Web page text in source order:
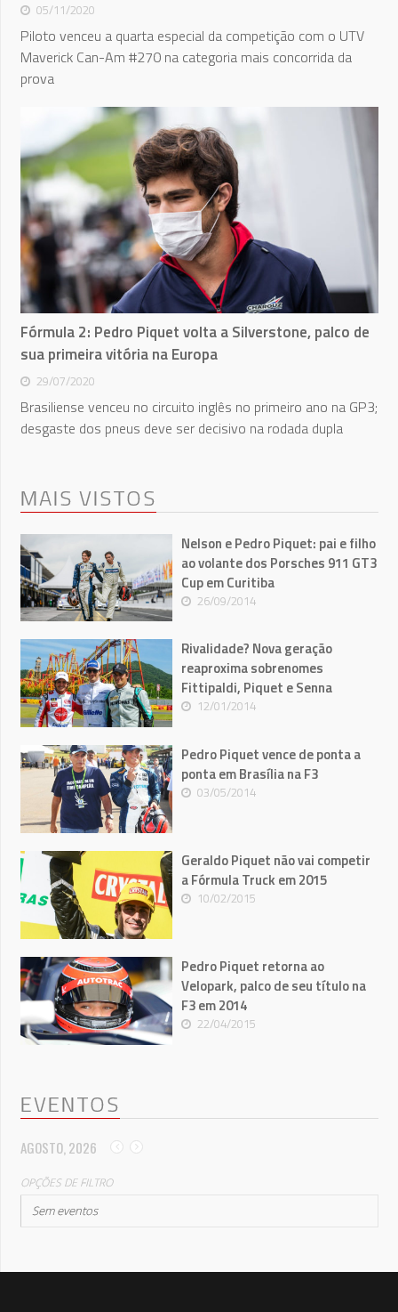
05/11/2020
Piloto venceu a quarta especial da competição com o UTV
Maverick Can-Am #270 na categoria mais concorrida da
prova
Fórmula 2: Pedro Piquet volta a Silverstone, palco de
sua primeira vitória na Europa
29/07/2020
Brasiliense venceu no circuito inglês no primeiro ano na GP3;
desgaste dos pneus deve ser decisivo na rodada dupla
MAIS VISTOS
Nelson e Pedro Piquet: pai e filho
ao volante dos Porsches 911 GT3
Cup em Curitiba
26/09/2014
Rivalidade? Nova geração
reaproxima sobrenomes
Fittipaldi, Piquet e Senna
12/01/2014
Pedro Piquet vence de ponta a
ponta em Brasília na F3
03/05/2014
Geraldo Piquet não vai competir
a Fórmula Truck em 2015
10/02/2015
Pedro Piquet retorna ao
Velopark, palco de seu título na
F3 em 2014
22/04/2015
EVENTOS
AGOSTO, 2026
OPÇÕES DE FILTRO
Sem eventos